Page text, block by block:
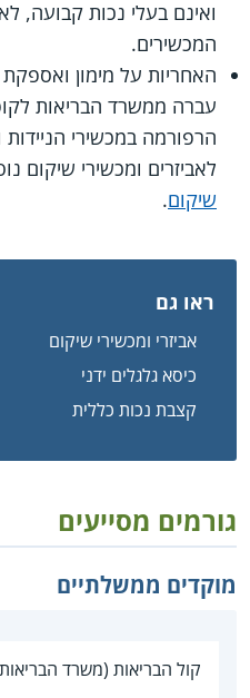
ואינם בעלי נכות קבועה,
המכשירים.
האחריות על מימון ואספקת
עברה ממשרד הבריאות
לאביזרים ומכשירי שיקום
שיקום.
ראו גם
אביזרי ומכשירי שיקום
כיסא גלגלים ידני
קצבת נכות כללית
גורמים מסייעים
מוקדים ממשלתיים
קול הבריאות (משרד